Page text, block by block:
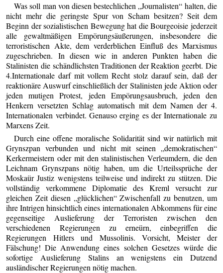
Was soll man von diesen bestechlichen „Journalisten“ halten, die
nicht mehr die geringste Spur von Scham besitzen? Seit dem
Beginn der sozialistischen Bewegung hat die Bourgeoisie jederzeit
alle gewaltmäßigen Empörungsäußerungen, insbesondere die
terroristischen Akte, dem verderblichen Einfluß des Marxismus
zugeschrieben. In diesen wie in anderen Punkten haben die
Stalinisten die schändlichsten Traditionen der Reaktion geerbt. Die
4.Internationale darf mit vollem Recht stolz darauf sein, daß der
reaktionäre Auswurf einschließlich der Stalinisten jede Aktion oder
jeden mutigen Protest, jeden Empörungsausbruch, jeden den
Henkern versetzten Schlag automatisch mit dem Namen der 4.
Internationalen verbindet. Genauso erging es der Internationale zu
Marxens Zeit.
Durch eine offene moralische Solidarität sind wir natürlich mit
Grynszpan verbunden und nicht mit seinen „demokratischen“
Kerkermeistern oder mit den stalinistischen Verleumdern, die den
Leichnam Grynszpans nötig haben, um die Urteilssprüche der
Moskaür Justiz wenigstens teilweise und indirekt zu stützen. Die
vollständig verkommene Diplomatie des Kreml versucht zur
gleichen Zeit diesen „glücklichen“ Zwischenfall zu benutzen, um
ihre Intrigen hinsichtlich eines internationalen Abkommens für eine
gegenseitige Auslieferung der Terroristen zwischen den
verschiedenen Regierungen zu erneürn, einbegriffen die
Regierungen Hitlers und Mussolinis. Vorsicht, Meister der
Fälschung! Die Anwendung eines solchen Gesetzes würde die
sofortige Auslieferung Stalins an wenigstens ein Dutzend
ausländischer Regierungen nötig machen.